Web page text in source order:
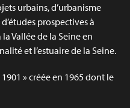
urbains, d’urbanisme
prospectives à
Vallée de la Seine en
et l’estuaire de la Seine.
» créée en 1965 dont le